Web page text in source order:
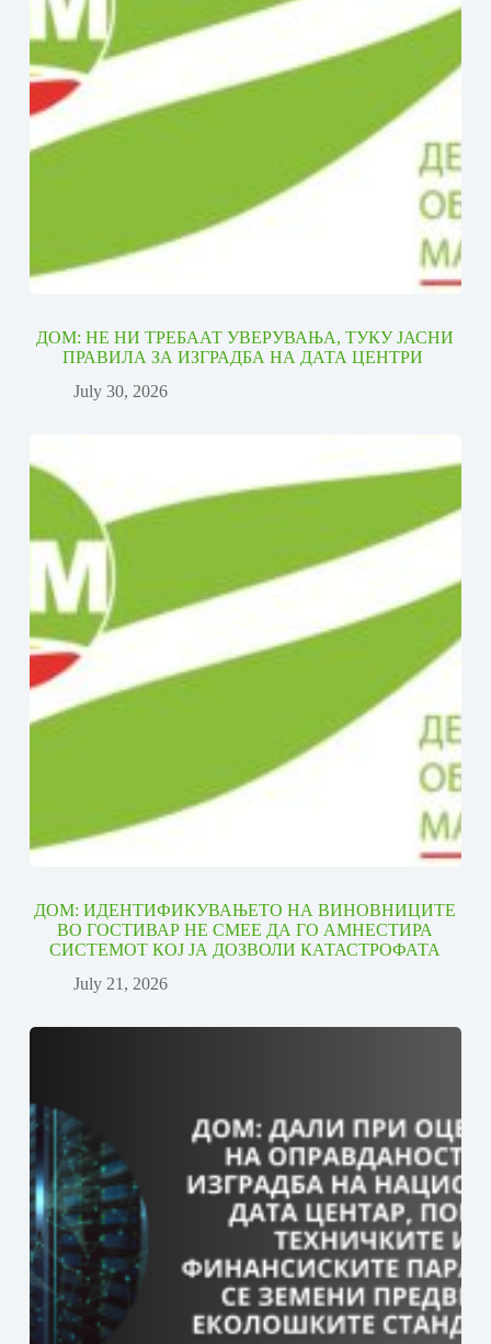
ДОМ: НЕ НИ ТРЕБААТ УВЕРУВАЊА, ТУКУ ЈАСНИ
ПРАВИЛА ЗА ИЗГРАДБА НА ДАТА ЦЕНТРИ
July 30, 2026
ДОМ: ИДЕНТИФИКУВАЊЕТО НА ВИНОВНИЦИТЕ
ВО ГОСТИВАР НЕ СМЕЕ ДА ГО АМНЕСТИРА
СИСТЕМОТ КОЈ ЈА ДОЗВОЛИ КАТАСТРОФАТА
July 21, 2026